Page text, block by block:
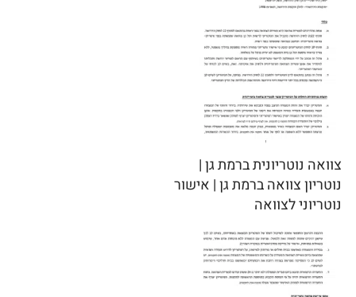
צוואה נוטריונית ברמת גן |
נוטריון צוואה ברמת גן | אישור
נוטריוני לצוואה